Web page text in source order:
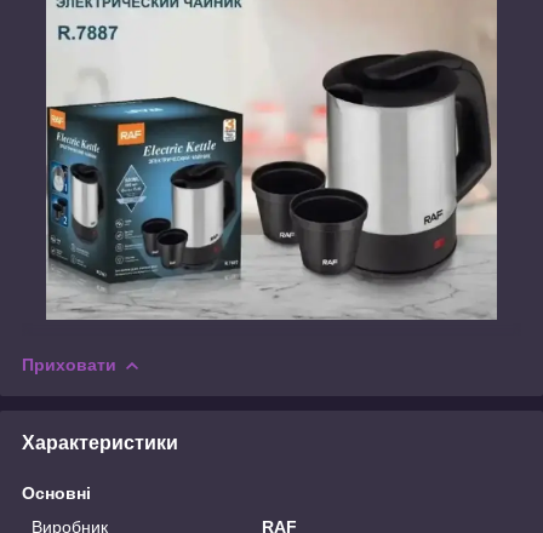
Приховати
Характеристики
Основні
Виробник
RAF